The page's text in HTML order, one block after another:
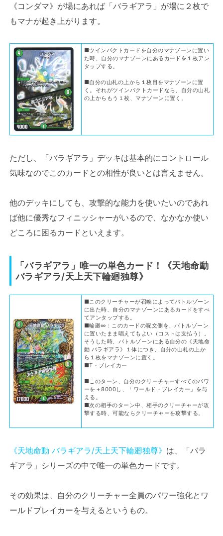
《コンダマ》が場にあれば「バラギアラ」が場に２枚で
もマナが起き上がります。
■ツインパクトカードを自分のマナゾーンに置い
た時、自分のマナゾーンにあるカードを１枚アン
タップする。
■自分の山札の上から１枚目をマナゾーンに置
く。それがツインパクトカードなら、自分の山札
の上からもう１枚、マナゾーンに置く。
ただし、「バラギアラ」デッキは基本的にコントロール
気味なのでこのカードとの相性が良いとは言えません。
他のデッキにしても、攻撃的な能力を使いたいのであれ
ば他に優秀なフィニッシャーがいるので、なかなか使い
どころに困るカードといえます。
「バラギアラ」唯一の単色カード！《天地命動
バラギアラ/天上天下輪廻独尊》
■このクリーチャーが召喚によってバトルゾーン
に出た時、自分のマナゾーンにあるカードをすべ
てアンタップする。
■輪廻∞：このカードの呪文側を、バトルゾーン
に置いたまま唱えてもよい（コストは支払う）。
そうした時、バトルゾーンにある自分の《天地命
動 バラギアラ》１体につき、自分の山札の上か
ら１枚をマナゾーンに置く。
■T・ブレイカー
■このターン、自分のクリーチャーすべてのパワ
ーを＋8000し、「ワールド・ブレイカー」を与
える。
■次の相手のターン中、相手のクリーチャーが攻
撃する時、可能ならクリーチャーを攻撃する。
《天地命動 バラギアラ/天上天下輪廻独尊》 は、「バラ
ギアラ」シリーズの中で唯一の単色カードです。
その効果は、自分のクリーチャー全員のパワー強化とワ
ールドブレイカーを与えるというもの。